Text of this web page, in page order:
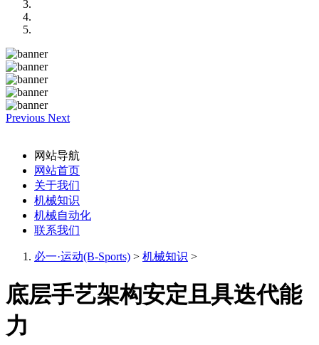
Previous Next
网站导航
网站首页
关于我们
机械知识
机械自动化
联系我们
必一·运动(B-Sports) > 机械知识 >
底层手艺架构安定且具迭代能
力